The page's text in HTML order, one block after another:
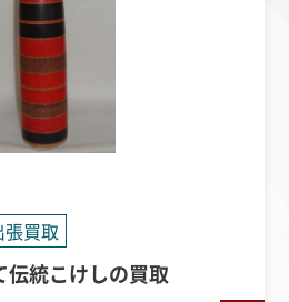
張買取
伝統こけしの買取